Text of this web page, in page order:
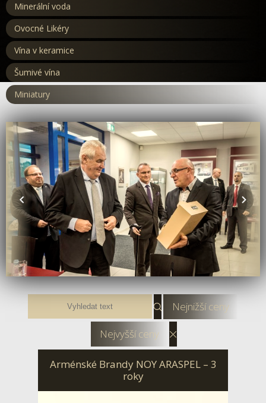
Minerální voda
Ovocné Likéry
Vína v keramice
Šumivé vína
Miniatury
Nejnižší ceny
Nejvyšší ceny
Arménské Brandy NOY ARASPEL – 3
roky